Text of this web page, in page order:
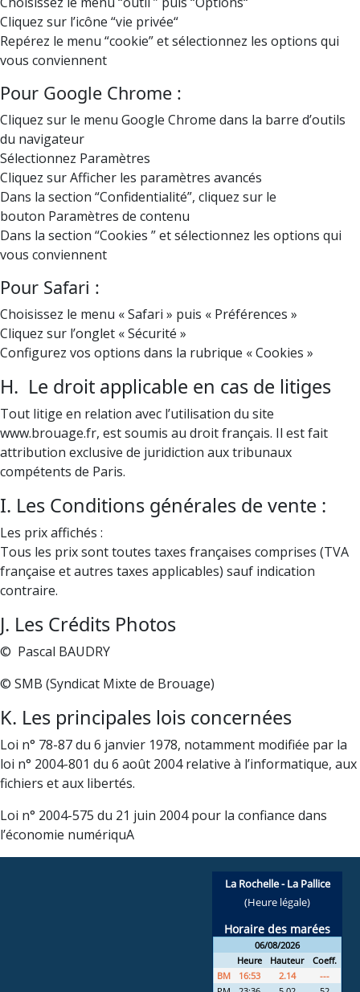
Cliquez sur l’icône “vie privée“
Repérez le menu “cookie” et sélectionnez les options qui
vous conviennent
Pour Google Chrome :
Cliquez sur le menu Google Chrome dans la barre d’outils
du navigateur
Sélectionnez Paramètres
Cliquez sur Afficher les paramètres avancés
Dans la section “Confidentialité”, cliquez sur le
bouton Paramètres de contenu
Dans la section “Cookies ” et sélectionnez les options qui
vous conviennent
Pour Safari :
Choisissez le menu « Safari » puis « Préférences »
Cliquez sur l’onglet « Sécurité »
Configurez vos options dans la rubrique « Cookies »
H. Le droit applicable en cas de litiges
Tout litige en relation avec l’utilisation du site
www.brouage.fr, est soumis au droit français. Il est fait
attribution exclusive de juridiction aux tribunaux
compétents de Paris.
I. Les Conditions générales de vente :
Les prix affichés :
Tous les prix sont toutes taxes françaises comprises (TVA
française et autres taxes applicables) sauf indication
contraire.
J. Les Crédits Photos
© Pascal BAUDRY
© SMB (Syndicat Mixte de Brouage)
K. Les principales lois concernées
Loi n° 78-87 du 6 janvier 1978, notamment modifiée par la
loi n° 2004-801 du 6 août 2004 relative à l’informatique, aux
fichiers et aux libertés.
Loi n° 2004-575 du 21 juin 2004 pour la confiance dans
l’économie numériquA